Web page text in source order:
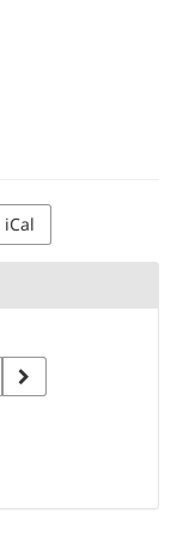
iCal